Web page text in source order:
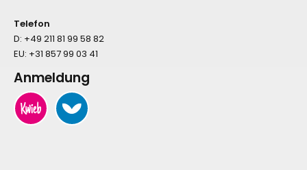
Telefon
D: +49 211 81 99 58 82
EU: +31 857 99 03 41
Anmeldung